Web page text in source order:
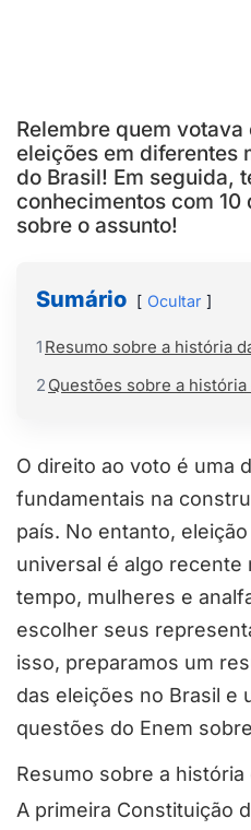
Relembre quem votava
eleições em diferentes
do Brasil! Em seguida,
conhecimentos com 10
sobre o assunto!
Sumário Ocultar
1 Resumo sobre a história
2 Questões sobre a
O direito ao voto é uma
fundamentais na
país. No entanto,
universal é algo recente
tempo, mulheres e
escolher seus
isso, preparamos um
das eleições no Brasil e
questões do Enem
Resumo sobre a
A primeira Constituição